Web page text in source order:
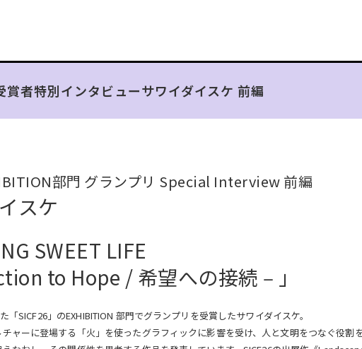
者特別インタビューサワイダイスケ 前編
部門 グランプリ Special Interview 前編
スケ
SWEET LIFE
to Hope / 希望への接続 ‒ 」
「SICF26」のEXHIBITION 部門でグランプリを受賞したサワイダイスケ。
ャーに登場する「火」を使ったグラフィックに影響を受け、人と文明をつなぐ役割